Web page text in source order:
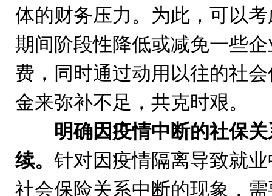
体的财务压力。为此，可以
期间阶段性降低或减免一些
费，同时通过动用以往的社
金来弥补不足，共克时艰。
明确因疫情中断的社保
续。 针对因疫情隔离导致就
社会保险关系中断的现象，